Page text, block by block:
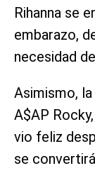
Rihanna se
embarazo,
necesidad
Asimismo,
A$AP
vio feliz
se